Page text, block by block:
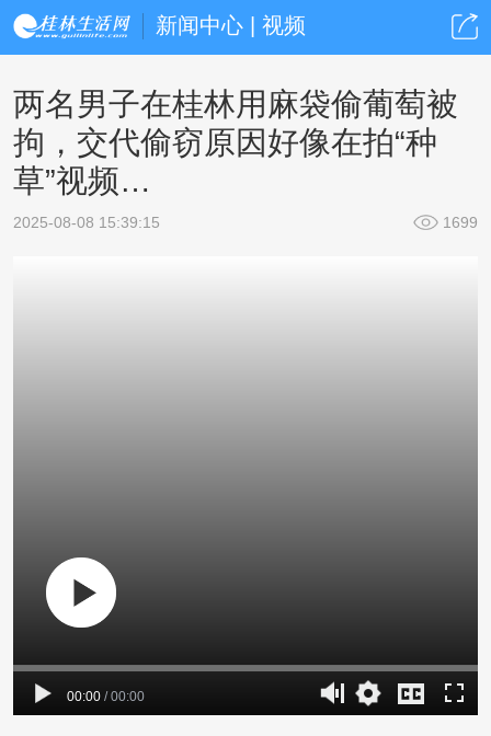
新闻中心 | 视频
两名男子在桂林用麻袋偷葡萄被
拘，交代偷窃原因好像在拍“种
草”视频…
2025-08-08 15:39:15 1699
00:00 / 00:00